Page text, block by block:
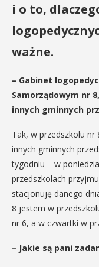
i o to,
ważne.
– Gabinet
Samorządowym nr
innych gminnych
Tak, w przedszkolu
innych gminnych
tygodniu – w
przedszkolach
stacjonuję danego
8 jestem w
nr 6, a w czwartki w
– Jakie są pani